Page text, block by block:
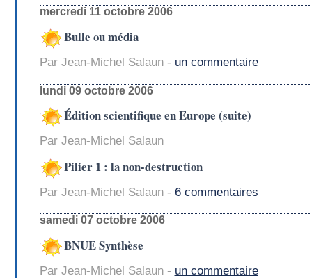
mercredi 11 octobre 2006
Bulle ou média
Par Jean-Michel Salaun - un commentaire
lundi 09 octobre 2006
Édition scientifique en Europe (suite)
Par Jean-Michel Salaun
Pilier 1 : la non-destruction
Par Jean-Michel Salaun - 6 commentaires
samedi 07 octobre 2006
BNUE Synthèse
Par Jean-Michel Salaun - un commentaire